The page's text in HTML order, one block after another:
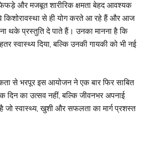
और मजबूत शारीरिक क्षमता बेहद आवश्यक
किशोरावस्था से ही योग करते आ रहे हैं और आज
थके प्रस्तुति दे पाते हैं। उनका मानना है कि
स्वास्थ्य दिया, बल्कि उनकी गायकी को भी नई
से भरपूर इस आयोजन ने एक बार फिर साबित
दिन का उत्सव नहीं, बल्कि जीवनभर अपनाई
जो स्वास्थ्य, खुशी और सफलता का मार्ग प्रशस्त